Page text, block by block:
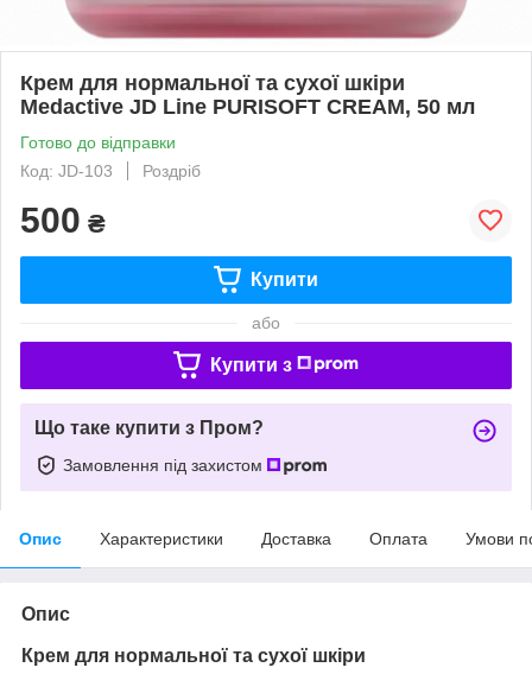
Крем для нормальної та сухої шкіри
Medactive JD Line PURISOFT CREAM, 50 мл
Готово до відправки
Код: JD-103
Роздріб
500 ₴
Купити
або
Купити з
Що таке купити з Пром?
Замовлення під захистом
Опис Характеристики Доставка Оплата Умови
Опис
Крем для нормальної та сухої шкіри